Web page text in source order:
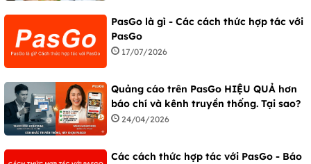
PasGo là gì - Các cách thức hợp tác với
PasGo
17/07/2026
Quảng cáo trên PasGo HIỆU QUẢ hơn
báo chí và kênh truyền thống. Tại sao?
24/04/2026
Các cách thức hợp tác với PasGo - Báo